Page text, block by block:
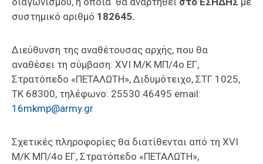
συστημικό αριθμό 182645.
Διεύθυνση της αναθέτουσας αρχής, που θα
αναθέσει τη σύμβαση: XVI M/K ΜΠ/4ο ΕΓ,
Στρατόπεδο «ΠΕΤΑΛΩΤΗ», Διδυμότειχο, ΣΤΓ 1025,
ΤΚ 68300, τηλέφωνο: 25530.46495 email:
16mkmp@army.gr
Σχετικές πληροφορίες θα διατίθενται από τη XVI
Μ/Κ ΜΠ/4ο ΕΓ, Στρατόπεδο «ΠΕΤΑΛΩΤΗ»,